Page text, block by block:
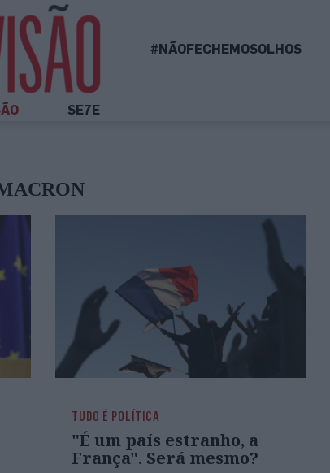
#NÃOFECHEMOSOLHOS
SE7E
TUDO É POLÍTICA
"É um país estranho, a
França". Será mesmo?